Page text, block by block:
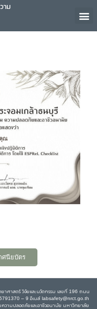
าม
คุณ
ศนียบัตร
าศาสตร์ วิจัยและนวัตกรรม เลขที่ 196 ถนน
– 9 อีเมล์ labsafety@nrct.go.th
วามปลอดภัยและอาชีวอนามัย มหาวิทยาลัย